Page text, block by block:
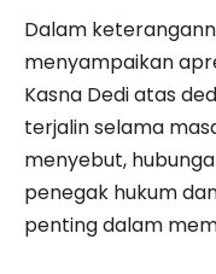
Dalam
menyampaikan
Kasna Dedi atas
terjalin selama
menyebut,
penegak hukum
penting dalam